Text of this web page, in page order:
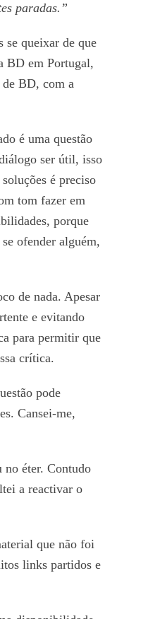
paradas.”
se queixar de que
BD em Portugal,
de BD, com a
é uma questão
ser útil, isso
é preciso
tom fazer em
porque
ofender alguém,
de nada. Apesar
e evitando
para permitir que
crítica.
pode
Cansei-me,
no éter. Contudo
a reactivar o
que não foi
links partidos e